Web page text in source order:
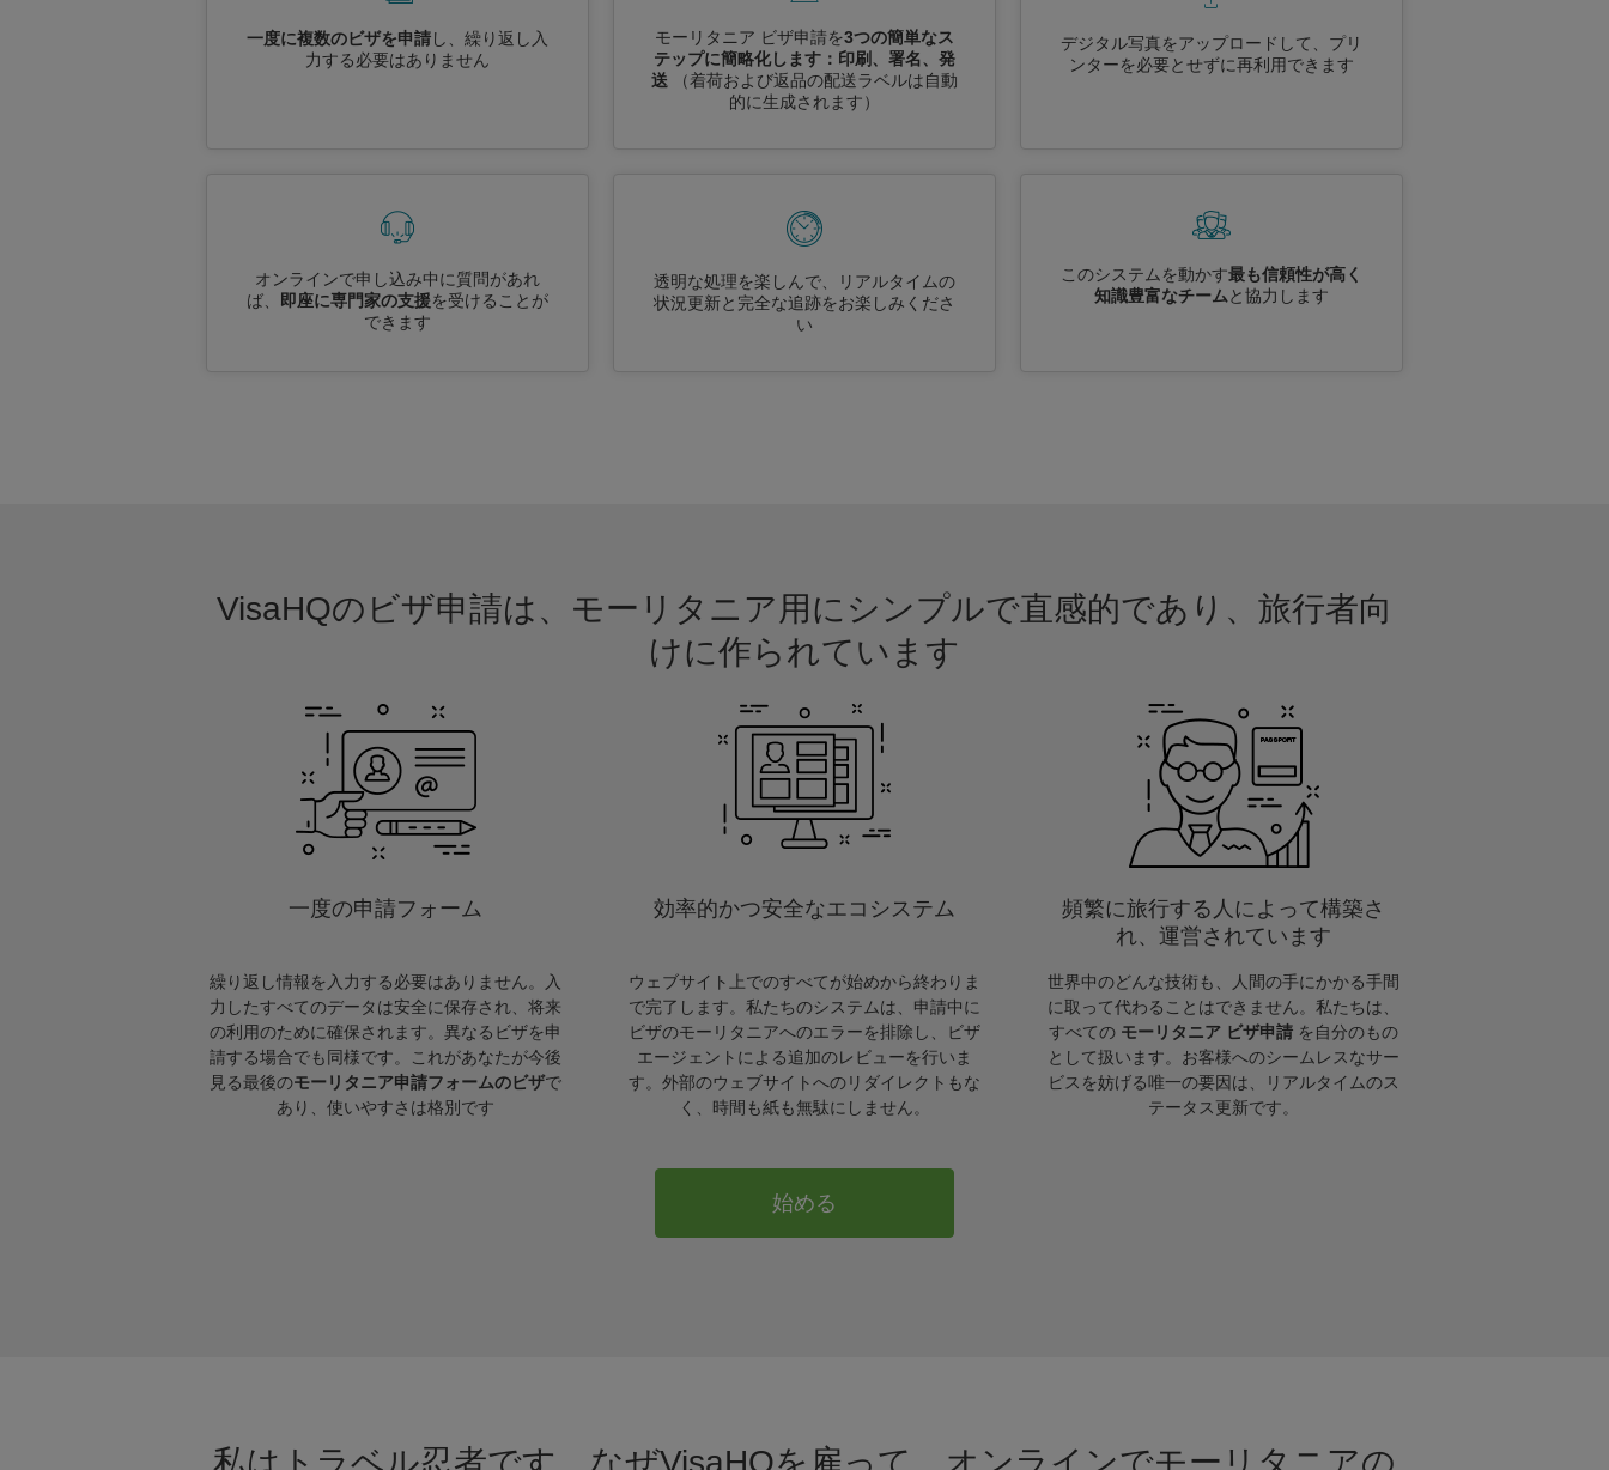
一度に複数のビザを申請し、繰り返し入
力する必要はありません
モーリタニア ビザ申請を3つの簡単なス
テップに簡略化します：印刷、署名、発
送
（着荷および返品の配送ラベルは自動
的に生成されます）
デジタル写真をアップロードして、プリ
ンターを必要とせずに再利用できます
オンラインで申し込み中に質問があれ
ば、
即座に専門家の支援を受けることが
できます
透明な処理を楽しんで、リアルタイムの
状況更新と完全な追跡をお楽しみくださ
い
このシステムを動かす最も信頼性が高く
知識豊富なチームと協力します
VisaHQのビザ申請は、モーリタニア用にシンプルで直感的であり、旅行者向
けに作られています
一度の申請フォーム
繰り返し情報を入力する必要はありません。入
力したすべてのデータは安全に保存され、将来
の利用のために確保されます。異なるビザを申
請する場合でも同様です。これがあなたが今後
見る最後のモーリタニア申請フォームのビザで
あり、使いやすさは格別です
効率的かつ安全なエコシステム
ウェブサイト上でのすべてが始めから終わりま
で完了します。私たちのシステムは、申請中に
ビザのモーリタニアへのエラーを排除し、ビザ
エージェントによる追加のレビューを行いま
す。外部のウェブサイトへのリダイレクトもな
く、時間も紙も無駄にしません。
頻繁に旅行する人によって構築さ
れ、運営されています
世界中のどんな技術も、人間の手にかかる手間
に取って代わることはできません。私たちは、
すべての モーリタニア ビザ申請 を自分のもの
として扱います。お客様へのシームレスなサー
ビスを妨げる唯一の要因は、リアルタイムのス
テータス更新です。
始める
私はトラベル忍者です。なぜVisaHQを雇って、オンラインでモーリタニアの